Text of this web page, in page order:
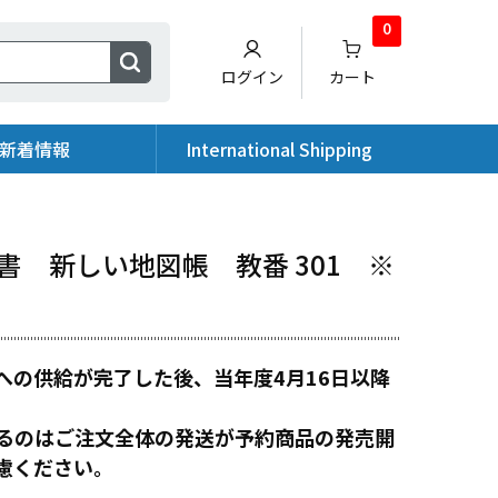
ログイン カート
0
着情報 International Shipping
書 新しい地図帳 教番 301 ※
の供給が完了した後、当年度4月16日以降
のはご注文全体の発送が予約商品の発売開
ださい。